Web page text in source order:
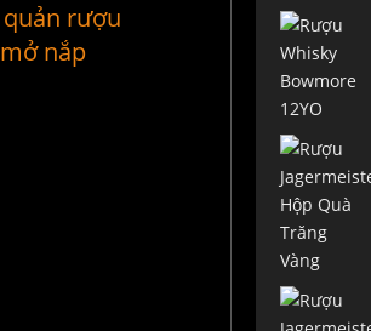
rượu
nắp